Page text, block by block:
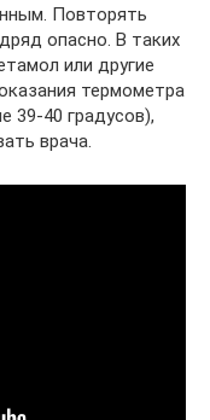
Повторять
опасно. В таких
или другие
термометра
39-40 градусов),
врача.